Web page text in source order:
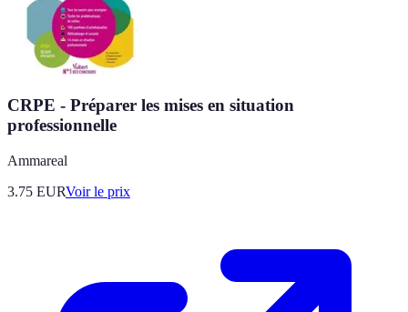
CRPE - Préparer les mises en situation
professionnelle
Ammareal
3.75 EURVoir le prix